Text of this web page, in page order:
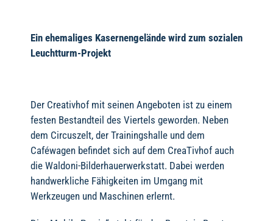
Ein ehemaliges Kasernengelände wird zum sozialen
Leuchtturm-Projekt
Der Creativhof mit seinen Angeboten ist zu einem
festen Bestandteil des Viertels geworden. Neben
dem Circuszelt, der Trainingshalle und dem
Caféwagen befindet sich auf dem CreaTivhof auch
die Waldoni-Bilderhauerwerkstatt. Dabei werden
handwerkliche Fähigkeiten im Umgang mit
Werkzeugen und Maschinen erlernt.